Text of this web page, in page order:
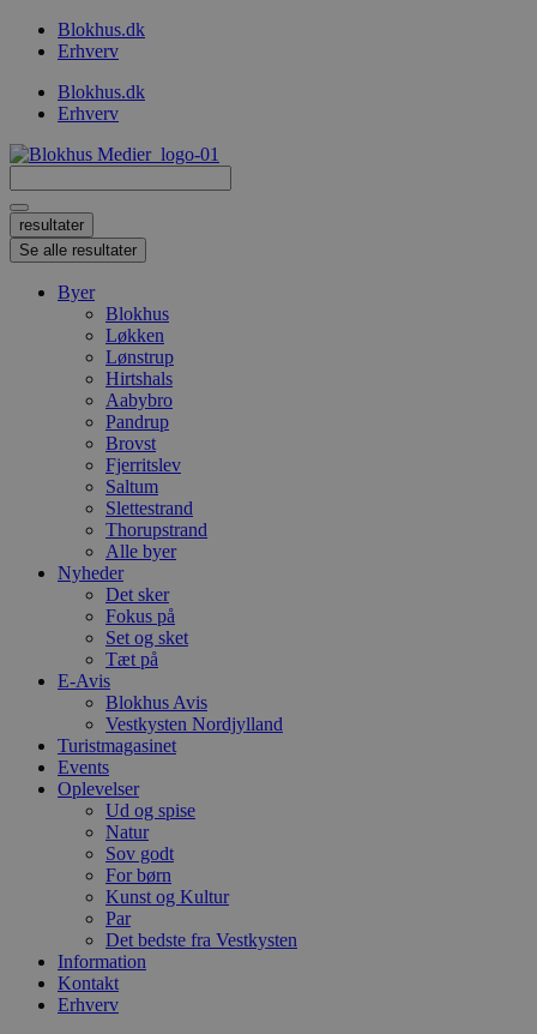
VidereBlokhus.dk
Erhverv
Blokhus.dk
Erhverv
...
resultater
Se alle resultater
Byer
Blokhus
Løkken
Lønstrup
Hirtshals
Aabybro
Pandrup
Brovst
Fjerritslev
Saltum
Slettestrand
Thorupstrand
Alle byer
Nyheder
Det sker
Fokus på
Set og sket
Tæt på
E-Avis
Blokhus Avis
Vestkysten Nordjylland
Turistmagasinet
Events
Oplevelser
Ud og spise
Natur
Sov godt
For børn
Kunst og Kultur
Par
Det bedste fra Vestkysten
Information
Kontakt
Erhverv